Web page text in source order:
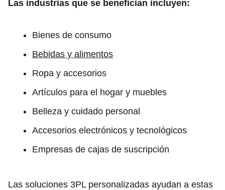
Las industrias que se benefician incluyen:
Bienes de consumo
Bebidas y alimentos
Ropa y accesorios
Artículos para el hogar y muebles
Belleza y cuidado personal
Accesorios electrónicos y tecnológicos
Empresas de cajas de suscripción
Las soluciones 3PL personalizadas ayudan a estas